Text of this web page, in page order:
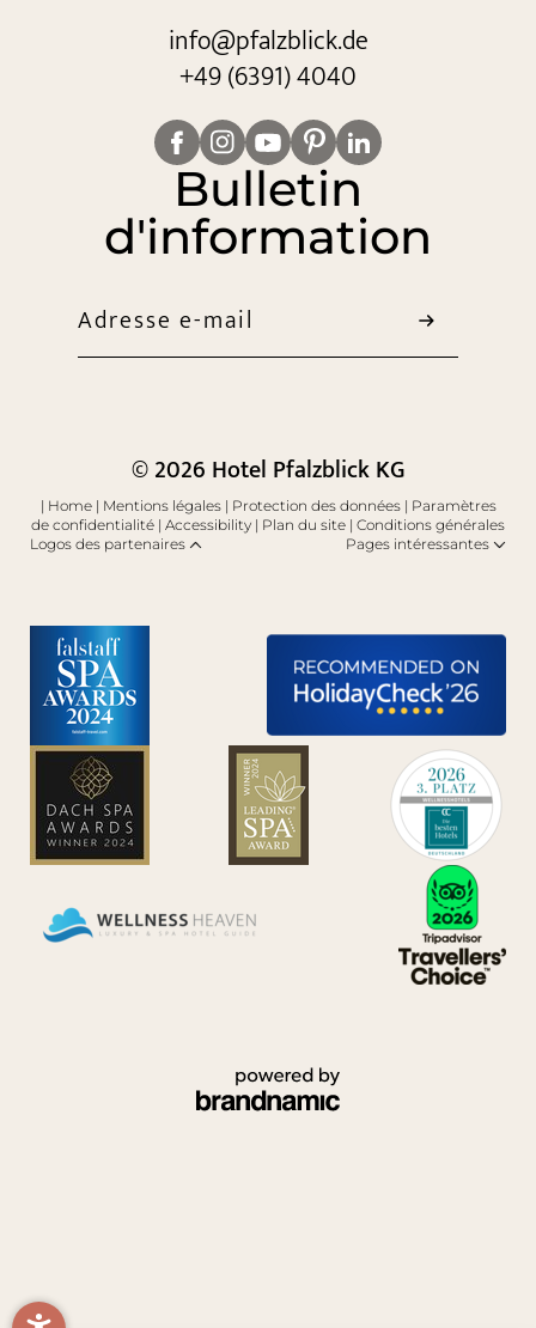
info@pfalzblick.de
+49 (6391) 4040
Bulletin
d'information
Adresse e-mail
© 2026 Hotel Pfalzblick KG
| Home | Mentions légales | Protection des données | Paramètres
de confidentialité | Accessibility | Plan du site | Conditions générales
Logos des partenaires
Pages intéressantes